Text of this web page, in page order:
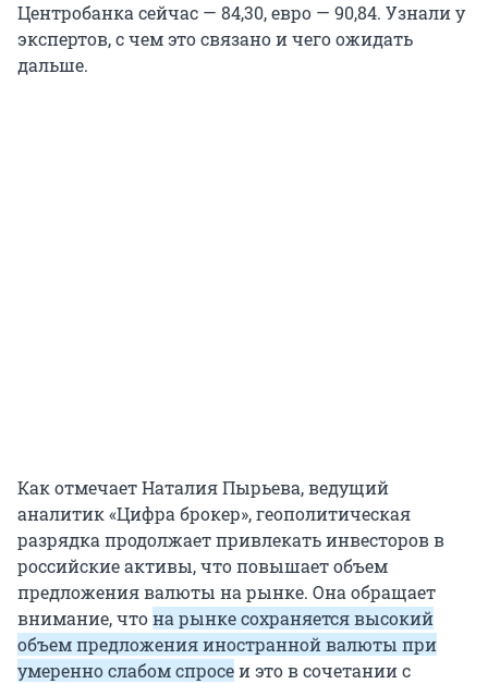
Центробанка сейчас — 84,30, евро — 90,84. Узнали у
экспертов, с чем это связано и чего ожидать
дальше.
Как отмечает Наталия Пырьева, ведущий
аналитик «Цифра брокер», геополитическая
разрядка продолжает привлекать инвесторов в
российские активы, что повышает объем
предложения валюты на рынке. Она обращает
внимание, чтона рынке сохраняется высокий
объем предложения иностранной валюты при
умеренно слабом спросеи это в сочетании с